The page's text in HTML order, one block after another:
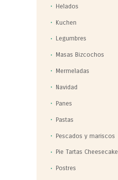
Helados
Kuchen
Legumbres
Masas Bizcochos
Mermeladas
Navidad
Panes
Pastas
Pescados y mariscos
Pie Tartas Cheesecake
Postres